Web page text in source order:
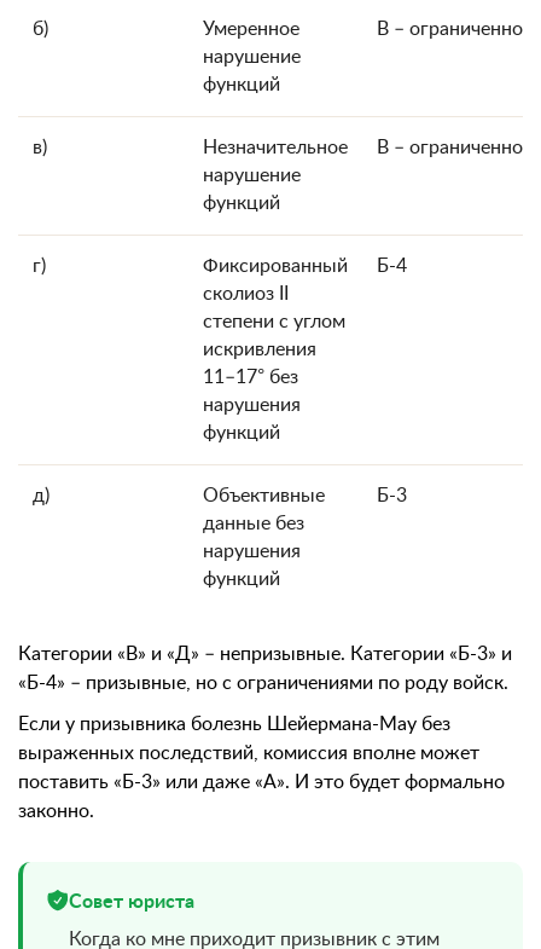
б)
Умеренное
нарушение
функций
В – ограниченно
в)
Незначительное
нарушение
функций
В – ограниченно
г)
Фиксированный
сколиоз II
степени с углом
искривления
11–17° без
нарушения
функций
Б-4
д)
Объективные
данные без
нарушения
функций
Б-3
Категории «В» и «Д» – непризывные. Категории «Б-3» и
«Б-4» – призывные, но с ограничениями по роду войск.
Если у призывника болезнь Шейермана-Мау без
выраженных последствий, комиссия вполне может
поставить «Б-3» или даже «А». И это будет формально
законно.
Совет юриста
Когда ко мне приходит призывник с этим